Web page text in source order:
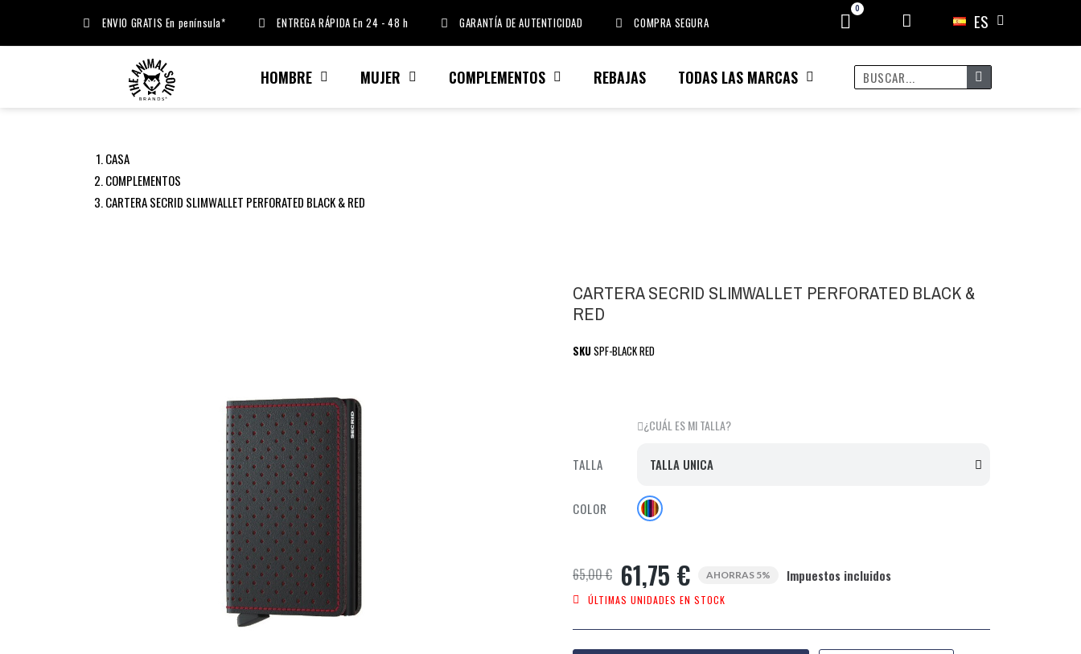
ENVIO GRATIS En península* ENTREGA RÁPIDA En 24 - 48 h GARANTÍA DE AUTENTICIDAD COMPRA SEGURA ES
HOMBRE MUJER COMPLEMENTOS REBAJAS TODAS LAS MARCAS
CASA
COMPLEMENTOS
CARTERA SECRID SLIMWALLET PERFORATED BLACK & RED
CARTERA SECRID SLIMWALLET PERFORATED BLACK &
RED
SKUSPF-BLACK RED
¿CUÁL ES MI TALLA?
TALLA
COLOR
65,00 € 61,75 € AHORRAS 5% Impuestos incluidos
ÚLTIMAS UNIDADES EN STOCK